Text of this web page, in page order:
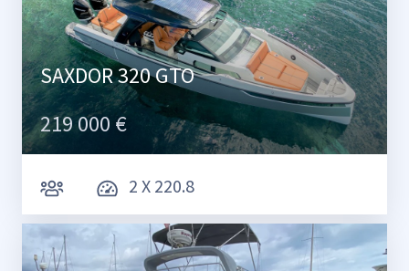
SAXDOR 320 GTO
219 000 €
2 X 220.8